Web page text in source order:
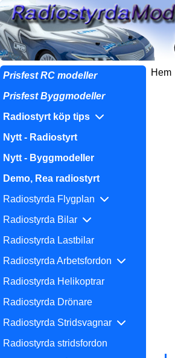
Prisfest RC modeller
Prisfest Byggmodeller
Radiostyrt köp tips
Nytt - Radiostyrt
Nytt - Byggmodeller
Demo, Rea radiostyrt
Radiostyrda Flygplan
Radiostyrda Bilar
Radiostyrda Lastbilar
Radiostyrda Arbetsfordon
Radiostyrda Helikoptrar
Radiostyrda Drönare
Radiostyrda Stridsvagnar
Radiostyrda stridsfordon
Hem